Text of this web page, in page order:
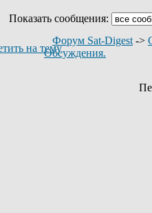
Показать сообщения:
Форум Sat-Digest ->
Обсуждения.